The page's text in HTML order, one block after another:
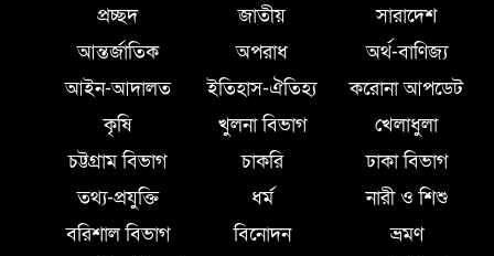
প্রচ্ছদ জাতীয়
সারাদেশ
আন্তর্জাতিক
অপরাধ
অর্থ-বাণিজ্য
আইন-আদালত
ইতিহাস-ঐতিহ্য
করোনা আপডেট
কৃষি
খুলনা বিভাগ
খেলাধুলা
চট্টগ্রাম বিভাগ
চাকরি
ঢাকা বিভাগ
তথ্য-প্রযুক্তি
ধর্ম
নারী ও শিশু
বরিশাল বিভাগ
বিনোদন
ভ্রমণ